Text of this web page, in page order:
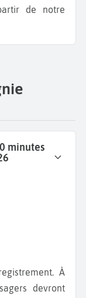
de notre
minutes
devront